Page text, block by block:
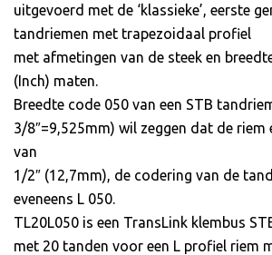
uitgevoerd met de ‘klassieke’, eerste
tandriemen met trapezoidaal profiel
met afmetingen van de steek en
(Inch) maten.
Breedte code 050 van een STB
3/8″=9,525mm) wil zeggen dat de riem
van
1/2″ (12,7mm), de codering van de
eveneens L 050.
TL20L050 is een TransLink klembus
met 20 tanden voor een L profiel riem